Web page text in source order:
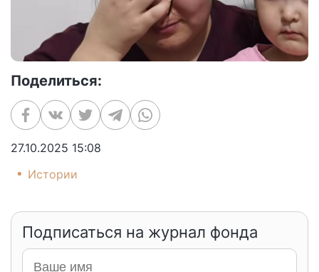
Поделиться:
27.10.2025 15:08
Истории
Подписаться на журнал фонда